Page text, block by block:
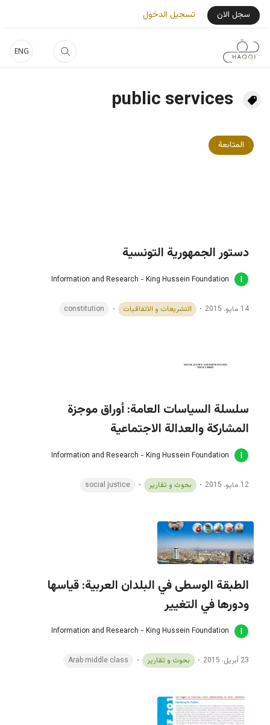
تجاوز إلى المحتوى الرئيسي
ENG
User Login Menu
سجل الان تسجيل الدخول
public services
المتابعة
دستور الجمهورية التونسية
Information and Research - King Hussein Foundation
14 مايو، 2015 التشريعات و الاتفاقيات constitution
سلسلة السياسات العامة: أوراق موجزة
المشاركة والعدالة الاجتماعية
Information and Research - King Hussein Foundation
12 مايو، 2015 بحوث و تقارير social justice
الطبقة الوسطى في البلدان العربية: قياسها
ودورها في التغيير
Information and Research - King Hussein Foundation
23 أبريل، 2015 بحوث و تقارير Arab middle class